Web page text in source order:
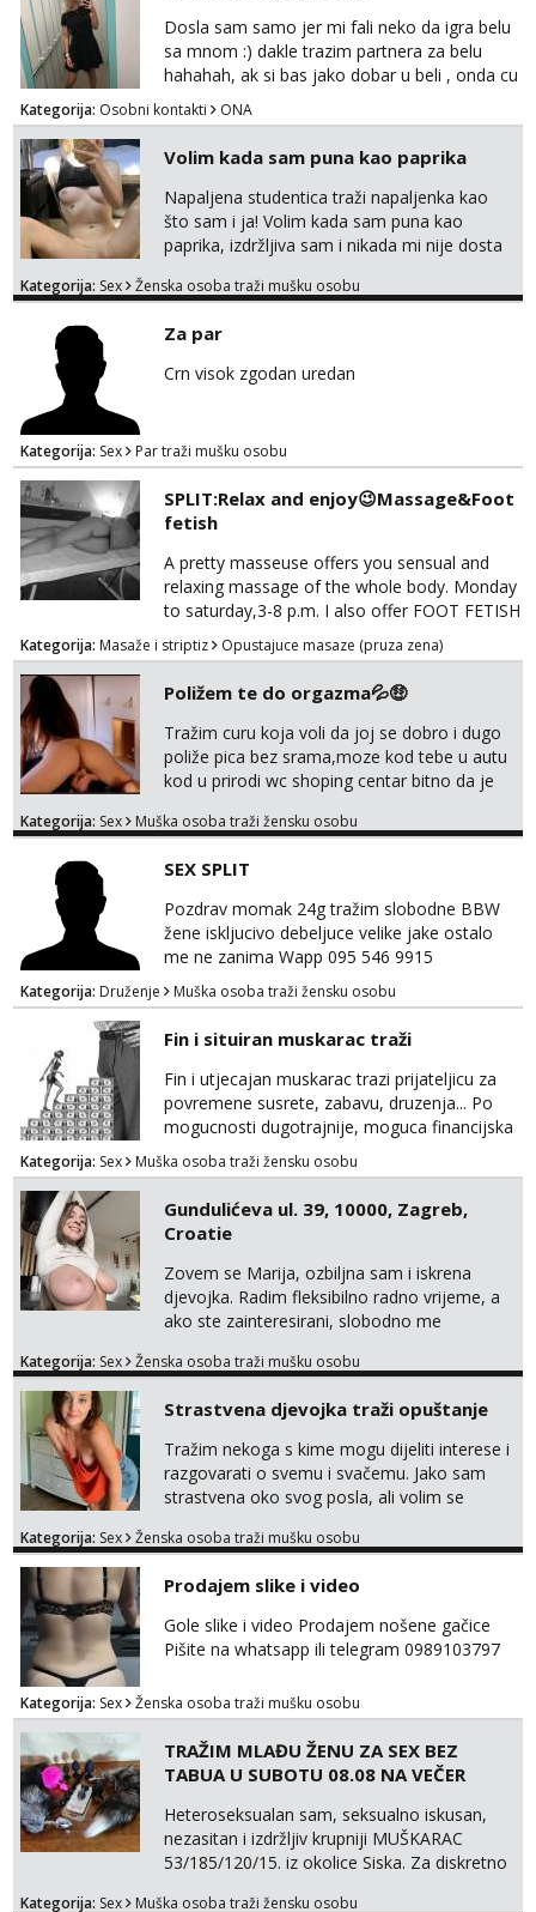
Dosla sam samo jer mi fali neko da igra belu
sa mnom :) dakle trazim partnera za belu
hahahah, ak si bas jako dobar u beli , onda cu
razmislit za dalje Klikni na link ispod i nadji me
tamo, cekam te!
Kategorija: Osobni kontakti ONA
Volim kada sam puna kao paprika
Napaljena studentica traži napaljenka kao
što sam i ja! Volim kada sam puna kao
paprika, izdržljiva sam i nikada mi nije dosta
bilo kad i bilo gdje zato se javi što prije da
tamo, cekam te!
Kategorija: Sex Ženska osoba traži mušku osobu
Za par
Crn visok zgodan uredan
Kategorija: Sex Par traži mušku osobu
SPLIT:Relax and enjoy😉Massage&Foot
fetish
A pretty masseuse offers you sensual and
relaxing massage of the whole body. Monday
to saturday,3-8 p.m. I also offer FOOT FETISH
for lovers of beautiful feets👣👠👡👢 Calls
only,no messages! *NO SEX *PRIORITY IS
GIVEN TO REGULAR CLIENTS
Kategorija: Masaže i striptiz Opustajuce masaze (pruza zena)
Poližem te do orgazma💦🤑
Tražim curu koja voli da joj se dobro i dugo
poliže pica bez srama,moze kod tebe u autu
kod u prirodi wc shoping centar bitno da je
jer nisam solo. Zgodan sam i diskretan,sliku
za brz dogovor Kontakt 0958759047
Kategorija: Sex Muška osoba traži žensku osobu
SEX SPLIT
Pozdrav momak 24g tražim slobodne BBW
žene iskljucivo debeljuce velike jake ostalo
me ne zanima Wapp 095 546 9915
Kategorija: Druženje Muška osoba traži žensku osobu
Fin i situiran muskarac traži
Fin i utjecajan muskarac trazi prijateljicu za
povremene susrete, zabavu, druzenja... Po
mogucnosti dugotrajnije, moguca financijska
potpora!
Kategorija: Sex Muška osoba traži žensku osobu
Gundulićeva ul. 39, 10000, Zagreb,
Croatie
Zovem se Marija, ozbiljna sam i iskrena
djevojka. Radim fleksibilno radno vrijeme, a
ako ste zainteresirani, slobodno me
broj☎️:+385 92 451 2472
Kategorija: Sex Ženska osoba traži mušku osobu
Strastvena djevojka traži opuštanje
Tražim nekoga s kime mogu dijeliti interese i
razgovarati o svemu i svačemu. Jako sam
strastvena oko svog posla, ali volim se
Voljela bi naci nekoga pa da se nemoram
ispod i nadji me tamo, cekam te!
Kategorija: Sex Ženska osoba traži mušku osobu
Prodajem slike i video
Gole slike i video Prodajem nošene gačice
Pišite na whatsapp ili telegram 0989103797
Kategorija: Sex Ženska osoba traži mušku osobu
TRAŽIM MLAĐU ŽENU ZA SEX BEZ
TABUA U SUBOTU 08.08 NA VEČER
Heteroseksualan sam, seksualno iskusan,
nezasitan i izdržljiv krupniji MUŠKARAC
53/185/120/15. iz okolice Siska. Za diskretno
Kategorija: Sex Muška osoba traži žensku osobu